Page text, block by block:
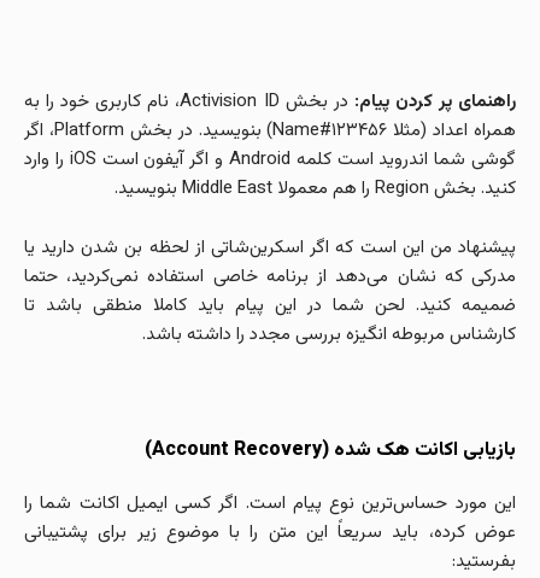
راهنمای پر کردن پیام:
در بخش Activision ID، نام کاربری خود را به
همراه اعداد (مثلا Name#۱۲۳۴۵۶) بنویسید. در بخش Platform، اگر
گوشی شما اندروید است کلمه Android و اگر آیفون است iOS را وارد
کنید. بخش Region را هم معمولا Middle East بنویسید.
پیشنهاد من این است که اگر اسکرین‌شاتی از لحظه بن شدن دارید یا
مدرکی که نشان می‌دهد از برنامه خاصی استفاده نمی‌کردید، حتما
ضمیمه کنید. لحن شما در این پیام باید کاملا منطقی باشد تا
کارشناس مربوطه انگیزه بررسی مجدد را داشته باشد.
بازیابی اکانت هک‌ شده (Account Recovery)
این مورد حساس‌ترین نوع پیام است. اگر کسی ایمیل اکانت شما را
عوض کرده، باید سریعاً این متن را با موضوع زیر برای پشتیبانی
بفرستید: